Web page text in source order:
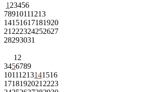
1 23456
78910111213
14151617181920
21 222324252627
28293031
1 2
3456789
10111213141516
1718192021 2223